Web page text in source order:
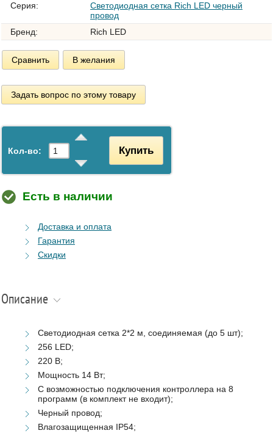
Серия:
Светодиодная сетка Rich LED черный
провод
Бренд:
Rich LED
Сравнить В желания
Задать вопрос по этому товару
Кол-во: Купить
Есть в наличии
Доставка и оплата
Гарантия
Скидки
Описание
Светодиодная сетка 2*2 м, соединяемая (до 5 шт);
256 LED;
220 B;
Мощность 14 Вт;
С возможностью подключения контроллера на 8
программ (в комплект не входит);
Черный провод;
Влагозащищенная IP54;